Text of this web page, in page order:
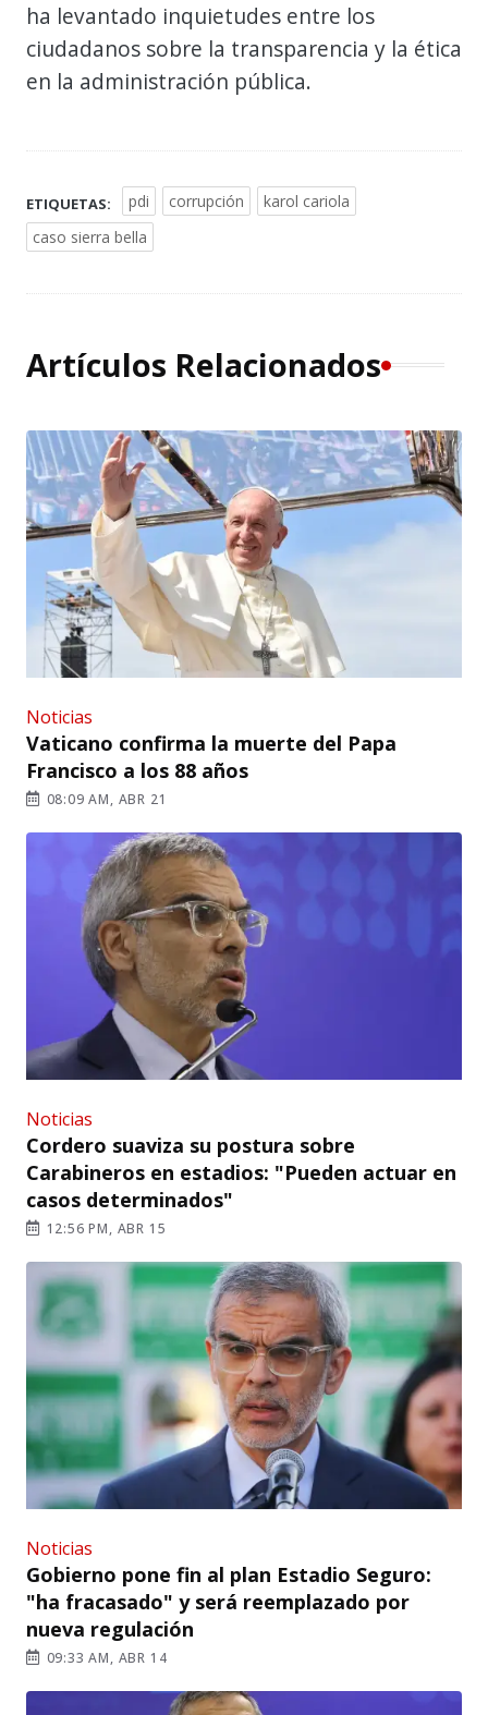
ha levantado inquietudes entre los
ciudadanos sobre la transparencia y la ética
en la administración pública.
ETIQUETAS: pdi corrupción
karol cariola
caso sierra bella
Artículos Relacionados
Noticias
Vaticano confirma la muerte del Papa
Francisco a los 88 años
08:09 AM, ABR 21
Noticias
Cordero suaviza su postura sobre
Carabineros en estadios: "Pueden actuar en
casos determinados"
12:56 PM, ABR 15
Noticias
Gobierno pone fin al plan Estadio Seguro:
"ha fracasado" y será reemplazado por
nueva regulación
09:33 AM, ABR 14